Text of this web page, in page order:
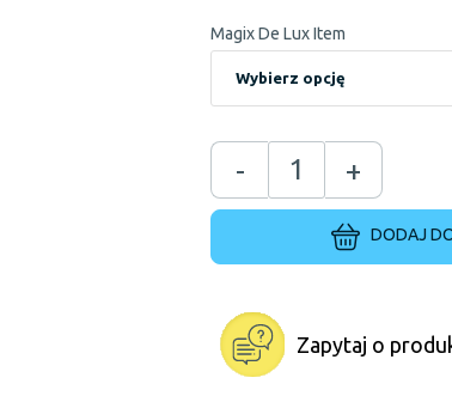
Magix De Lux Item
- +
DODAJ
Zapytaj o